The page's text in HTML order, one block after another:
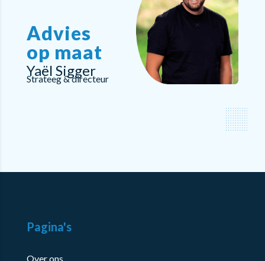
Advies
op maat
Yaël Sigger
Strateeg & directeur
Pagina's
Over ons